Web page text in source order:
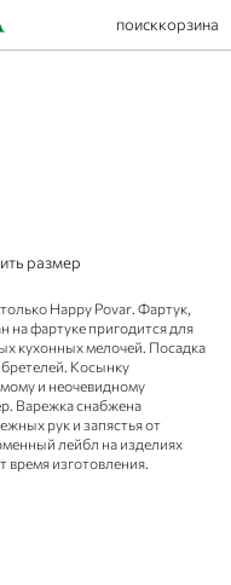
поисккорзина
размер
Happy Povar. Фартук,
на фартуке пригодится для
кухонных мелочей. Посадка
Косынку
и неочевидному
Варежка снабжена
рук и запястья от
лейбл на изделиях
время изготовления.